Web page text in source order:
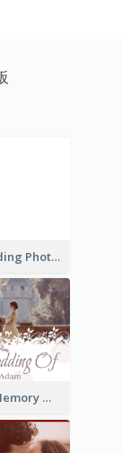
Blank Wedding Photo Book
Romantic Memory Wedding Photo Book